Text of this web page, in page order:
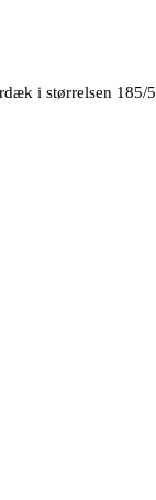
i størrelsen 185/